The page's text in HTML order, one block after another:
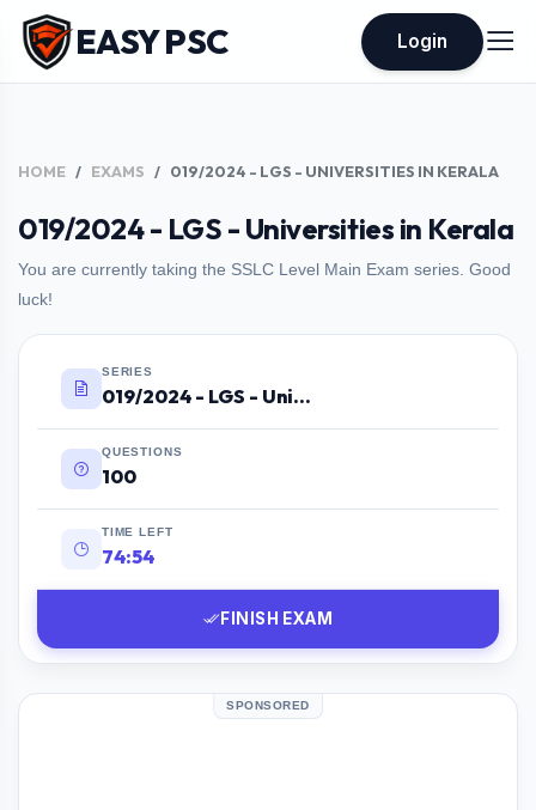
EASY PSC Login
HOME EXAMS 019/2024 - LGS - UNIVERSITIES IN KERALA
019/2024 - LGS - Universities in Kerala
You are currently taking the SSLC Level Main Exam series. Good
luck!
SERIES
019/2024 - LGS - Universities in Kerala
QUESTIONS
100
TIME LEFT
74:53
FINISH EXAM
SPONSORED